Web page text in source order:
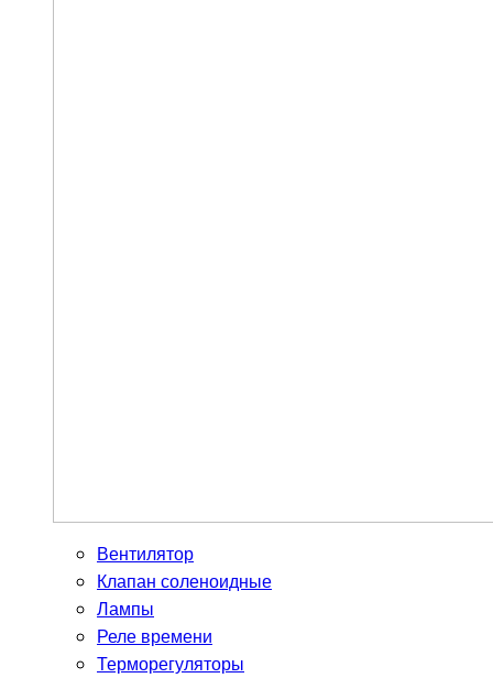
Вентилятор
Клапан соленоидные
Лампы
Реле времени
Терморегуляторы